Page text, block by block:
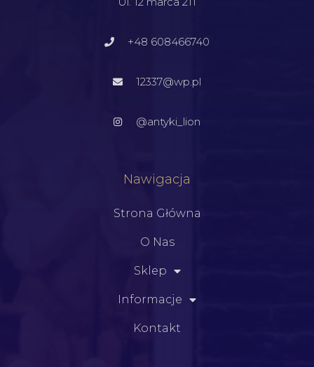
+48 608466740
12337@wp.pl
@antyki_lion
Nawigacja
Strona Główna
O Nas
Sklep
Informacje
Kontakt